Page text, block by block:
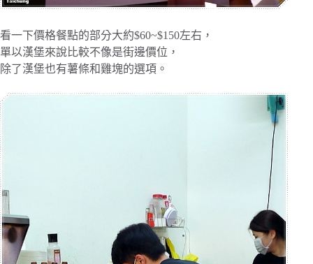
看一下價格餐點的部分大約$60~$150左右，
單以漢堡來說比較不像是街邊價位，
除了漢堡也有薯條和雞塊的選項。